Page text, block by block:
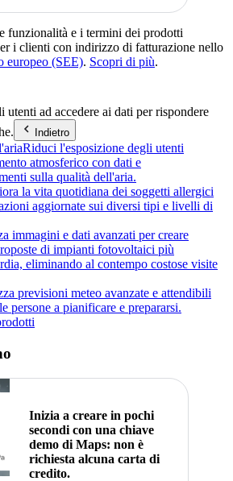
funzionalità e i termini dei prodotti
i clienti con indirizzo di fatturazione nello
europeo (SEE). Scopri di più.
utenti ad accedere ai dati per rispondere
Indietro
Riduci l'esposizione degli utenti
atmosferico con dati e
sulla qualità dell'aria.
la vita quotidiana dei soggetti allergici
aggiornate sui diversi tipi e livelli di
immagini e dati avanzati per creare
di impianti fotovoltaici più
eliminando al contempo costose visite
previsioni meteo avanzate e attendibili
persone a pianificare e prepararsi.
Inizia a creare in pochi
secondi con una chiave
demo di Maps: non è
richiesta alcuna carta di
credito.